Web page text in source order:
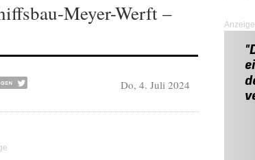
Meyer-Werft –
Do, 4. Juli 2024
Anzeige